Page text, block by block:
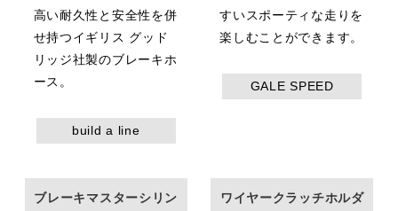
高い耐久性と安全性を併
せ持つイギリス グッド
リッジ社製のブレーキホ
ース。
build a line
すいスポーティな走りを
楽しむことができます。
GALE SPEED
ブレーキマスターシリン
ワイヤークラッチホルダ